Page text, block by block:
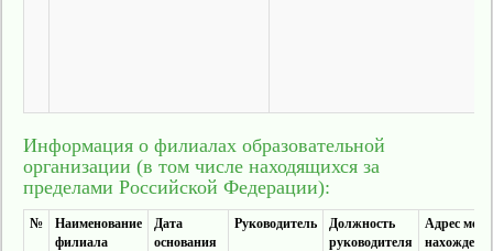
Информация о филиалах образовательной
организации (в том числе находящихся за
пределами Российской Федерации):
№
Наименование
филиала
Дата
основания
Руководитель
Должность
руководителя
Адрес